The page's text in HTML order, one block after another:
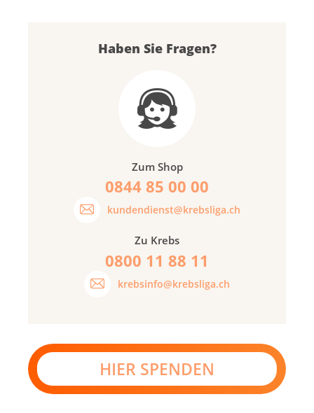
Haben Sie Fragen?
Zum Shop
0844 85 00 00
kundendienst@krebsliga.ch
Zu Krebs
0800 11 88 11
krebsinfo@krebsliga.ch
HIER SPENDEN